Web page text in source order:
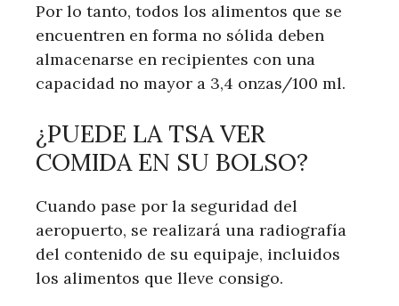
Por lo tanto, todos los alimentos que se
encuentren en forma no sólida deben
almacenarse en recipientes con una
capacidad no mayor a 3,4 onzas/100 ml.
¿PUEDE LA TSA VER
COMIDA EN SU BOLSO?
Cuando pase por la seguridad del
aeropuerto, se realizará una radiografía
del contenido de su equipaje, incluidos
los alimentos que lleve consigo.